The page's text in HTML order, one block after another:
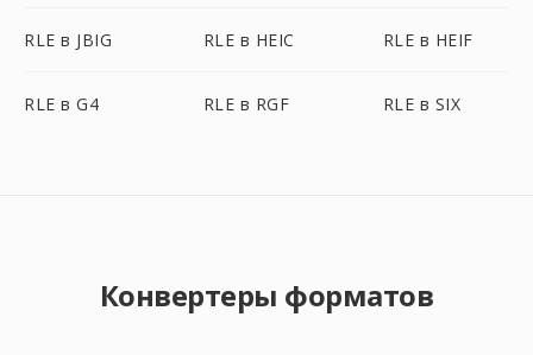
RLE в JBIG RLE в HEIC RLE в HEIF
RLE в G4 RLE в RGF RLE в SIX
Конвертеры форматов